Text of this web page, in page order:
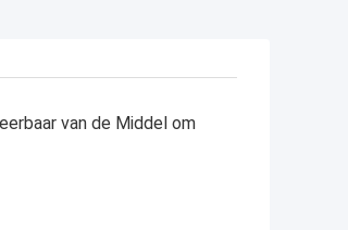
van de Middel om